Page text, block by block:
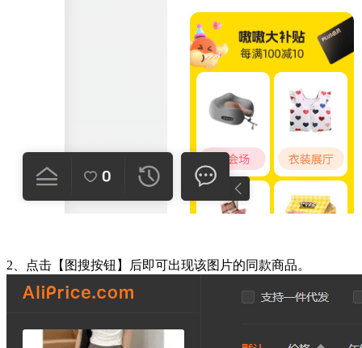
2、 点击【图搜按钮】后即可出现该图片的同款商品。